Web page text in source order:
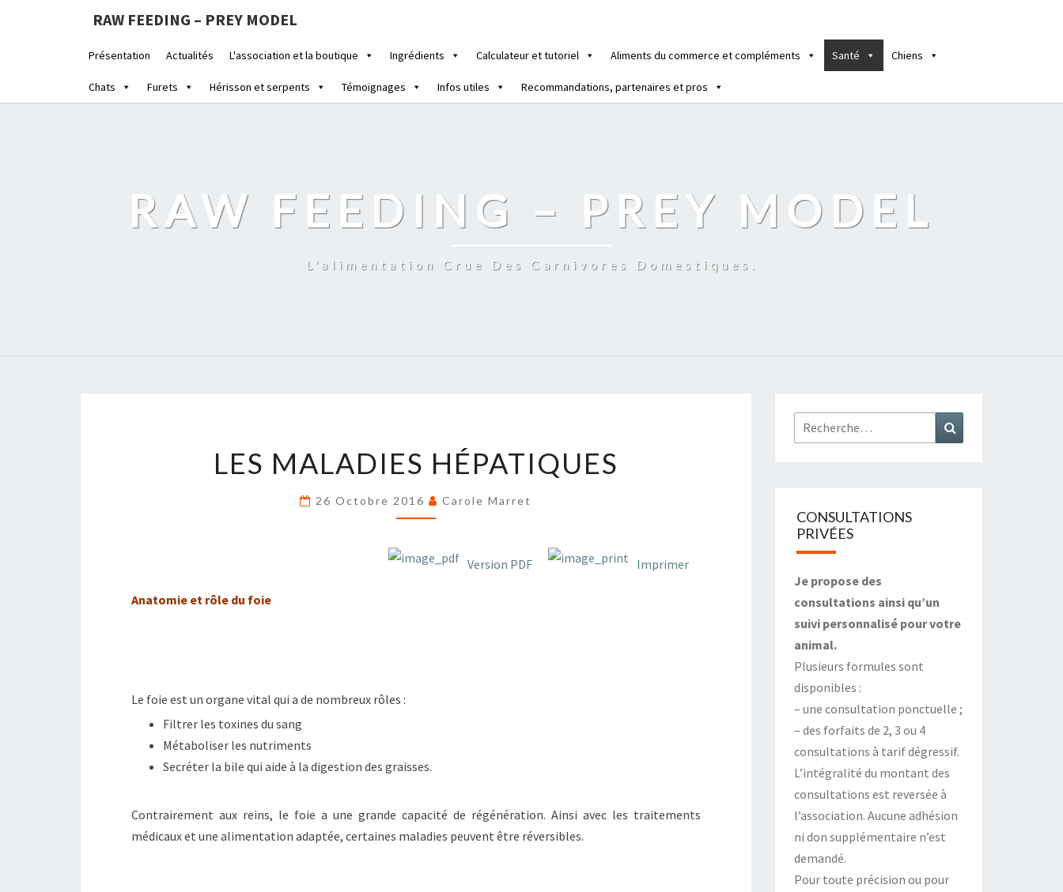
RAW FEEDING – PREY MODEL
Présentation Actualités L'association et la boutique Ingrédients Calculateur et tutoriel Aliments du commerce et compléments Santé Chiens
Chats Furets Hérisson et serpents Témoignages Infos utiles Recommandations, partenaires et pros
RAW FEEDING – PREY MODEL
L'alimentation Crue Des Carnivores Domestiques.
MALADIES
LES MALADIES HÉPATIQUES
26 Octobre 2016 Carole Marret
Version PDF Imprimer
Anatomie et rôle du foie
Le foie est un organe vital qui a de nombreux rôles :
Filtrer les toxines du sang
Métaboliser les nutriments
Secréter la bile qui aide à la digestion des graisses.
Contrairement aux reins, le foie a une grande capacité de régénération. Ainsi avec les traitements
médicaux et une alimentation adaptée, certaines maladies peuvent être réversibles.
Rechercher :
CONSULTATIONS
PRIVÉES
Je propose des
consultations ainsi qu’un
suivi personnalisé pour votre
animal.
Plusieurs formules sont
disponibles :
– une consultation ponctuelle ;
– des forfaits de 2, 3 ou 4
consultations à tarif dégressif.
L’intégralité du montant des
consultations est reversée à
l’association. Aucune adhésion
ni don supplémentaire n’est
demandé.
Pour toute précision ou pour